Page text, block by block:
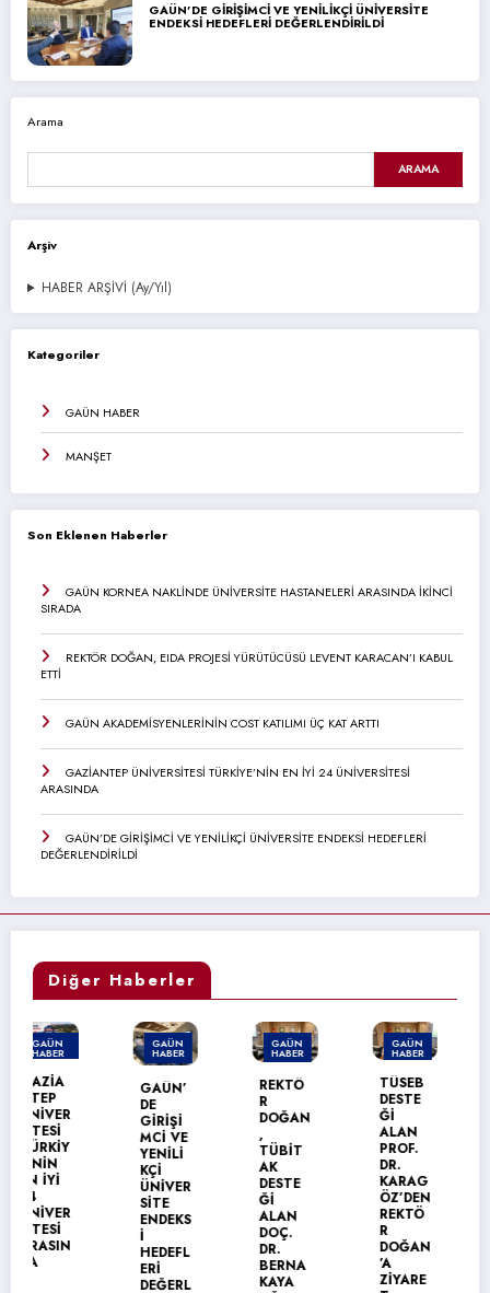
GAÜN’DE GİRİŞİMCİ VE YENİLİKÇİ ÜNİVERSİTE
ENDEKSİ HEDEFLERİ DEĞERLENDİRİLDİ
Arama
ARAMA
Arşiv
HABER ARŞİVİ (Ay/Yıl)
Kategoriler
GAÜN HABER
MANŞET
Son Eklenen Haberler
GAÜN KORNEA NAKLİNDE ÜNİVERSİTE HASTANELERİ ARASINDA İKİNCİ
SIRADA
REKTÖR DOĞAN, EIDA PROJESİ YÜRÜTÜCÜSÜ LEVENT KARACAN’I KABUL
ETTİ
GAÜN AKADEMİSYENLERİNİN COST KATILIMI ÜÇ KAT ARTTI
GAZİANTEP ÜNİVERSİTESİ TÜRKİYE’NİN EN İYİ 24 ÜNİVERSİTESİ
ARASINDA
GAÜN’DE GİRİŞİMCİ VE YENİLİKÇİ ÜNİVERSİTE ENDEKSİ HEDEFLERİ
DEĞERLENDİRİLDİ
Diğer Haberler
GAÜN
HABER
GAÜN’
DE
GİRİŞİ
MCİ VE
YENİLİ
KÇİ
ÜNİVER
SİTE
ENDEKS
İ
HEDEFL
GAÜN
HABER
REKTÖ
DOĞAN
,
TÜBİT
AK
DESTE
Ğİ
ALAN
DR.
KAYA
GAÜN
HABER
TÜSEB
Ğİ
PROF.
KARAG
REKTÖ
R
DOĞAN
’A
ZİYARE
GAÜN
HABER
GAÜN
TEKNİK
BİLİML
ER
MESLEK
YÜKSEK
OKULU’
NDA
MEZUN
İYET
SEVİNC